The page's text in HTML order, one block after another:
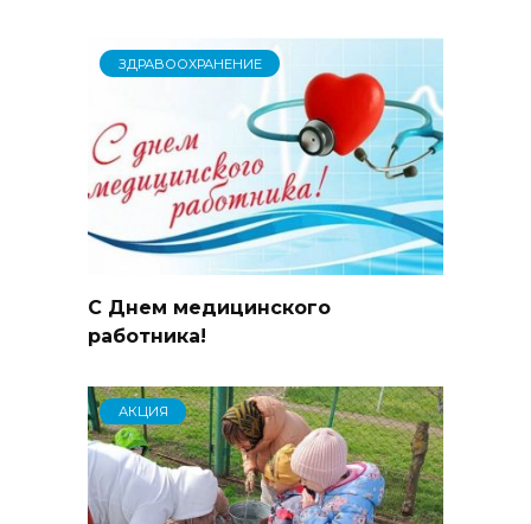
ЗДРАВООХРАНЕНИЕ
С Днем медицинского
работника!
АКЦИЯ